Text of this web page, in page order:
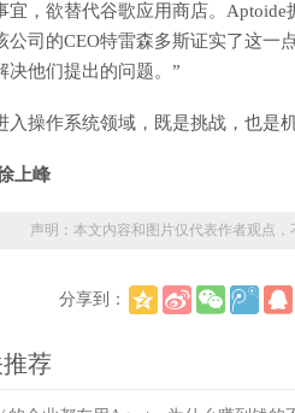
宜，欲替代谷歌应用商店。
公司的CEO特雷森多斯证实了这一
决他们提出的问题。”
入操作系统领域，既是挑战，也是机
上峰
声明：本文内容和图片仅代表作者观点，
分享到：
荐